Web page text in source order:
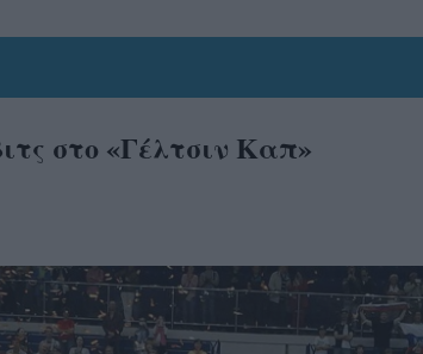
στο «Γέλτσιν Καπ»